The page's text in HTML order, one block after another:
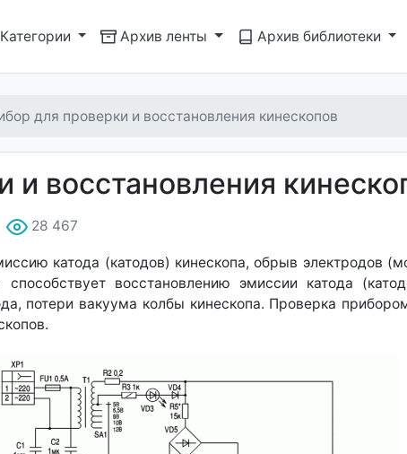
Категории Архив ленты Архив библиотеки
для проверки и восстановления кинескопов
и восстановления
28 467
катода (катодов) кинескопа, обрыв электродов
восстановлению эмиссии катода
потери вакуума колбы кинескопа. Проверка